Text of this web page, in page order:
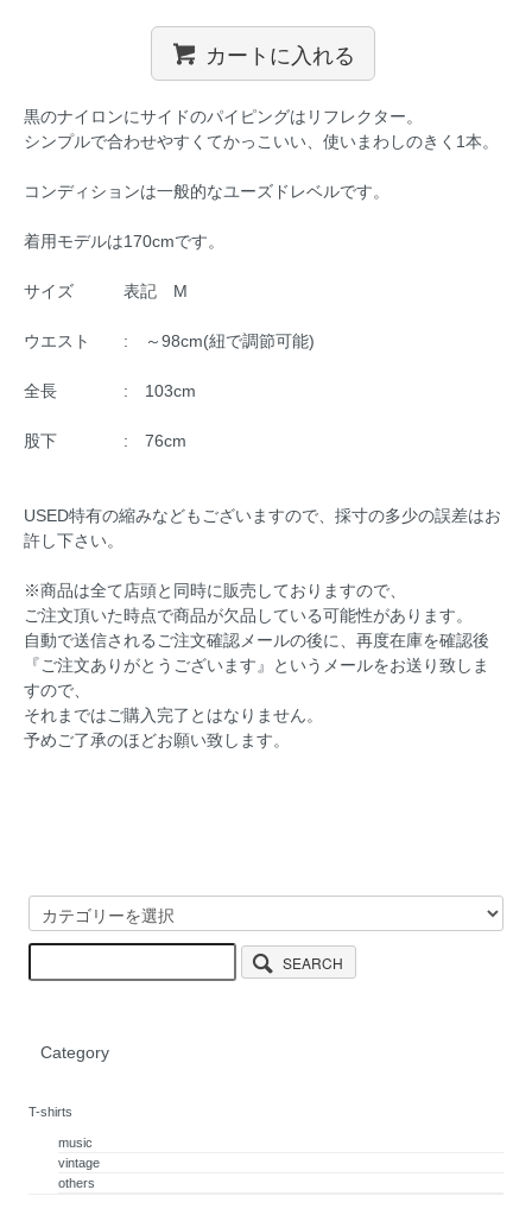
カートに入れる
黒のナイロンにサイドのパイピングはリフレクター。
シンプルで合わせやすくてかっこいい、使いまわしのきく1本。
コンディションは一般的なユーズドレベルです。
着用モデルは170cmです。
サイズ 表記 M
ウエスト : ～98cm(紐で調節可能)
全長 : 103cm
股下 : 76cm
USED特有の縮みなどもございますので、採寸の多少の誤差はお
許し下さい。
※商品は全て店頭と同時に販売しておりますので、
ご注文頂いた時点で商品が欠品している可能性があります。
自動で送信されるご注文確認メールの後に、再度在庫を確認後
『ご注文ありがとうございます』というメールをお送り致しま
すので、
それまではご購入完了とはなりません。
予めご了承のほどお願い致します。
SEARCH
Category
T-shirts
music
vintage
others